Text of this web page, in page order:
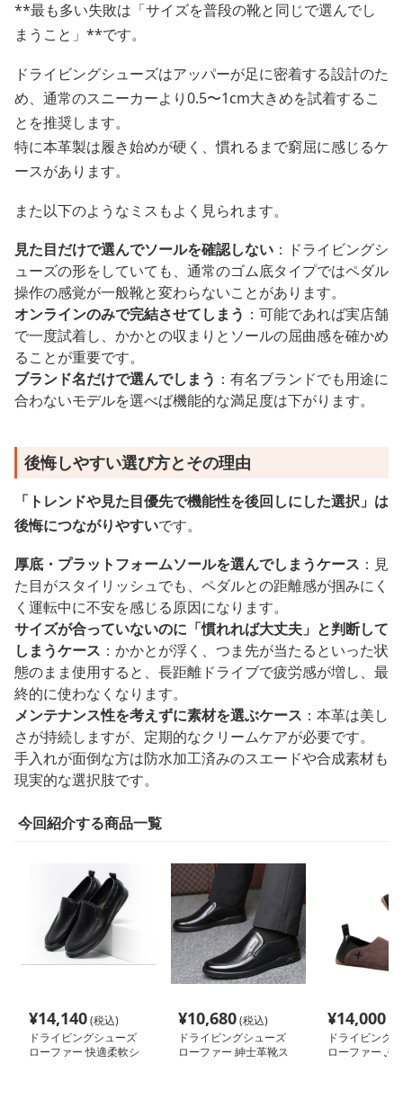
**最も多い失敗は「サイズを普段の靴と同じで選んでし
まうこと」**です。
ドライビングシューズはアッパーが足に密着する設計のた
め、通常のスニーカーより0.5〜1cm大きめを試着するこ
とを推奨します。
特に本革製は履き始めが硬く、慣れるまで窮屈に感じるケ
ースがあります。
また以下のようなミスもよく見られます。
見た目だけで選んでソールを確認しない ：ドライビングシ
ューズの形をしていても、通常のゴム底タイプではペダル
操作の感覚が一般靴と変わらないことがあります。
オンラインのみで完結させてしまう ：可能であれば実店舗
で一度試着し、かかとの収まりとソールの屈曲感を確かめ
ることが重要です。
ブランド名だけで選んでしまう ：有名ブランドでも用途に
合わないモデルを選べば機能的な満足度は下がります。
後悔しやすい選び方とその理由
「トレンドや見た目優先で機能性を後回しにした選択」は
後悔につながりやすいです。
厚底・プラットフォームソールを選んでしまうケース ：見
た目がスタイリッシュでも、ペダルとの距離感が掴みにく
く運転中に不安を感じる原因になります。
サイズが合っていないのに「慣れれば大丈夫」と判断して
しまうケース ：かかとが浮く、つま先が当たるといった状
態のまま使用すると、長距離ドライブで疲労感が増し、最
終的に使わなくなります。
メンテナンス性を考えずに素材を選ぶケース ：本革は美し
さが持続しますが、定期的なクリームケアが必要です。
手入れが面倒な方は防水加工済みのスエードや合成素材も
現実的な選択肢です。
今回紹介する商品一覧
¥14,140(税込)
ドライビングシューズ
ローファー 快適柔軟シ
¥10,680(税込)
ドライビングシューズ
ローファー 紳士革靴ス
¥14,000
ドライビング
ローファー ふ